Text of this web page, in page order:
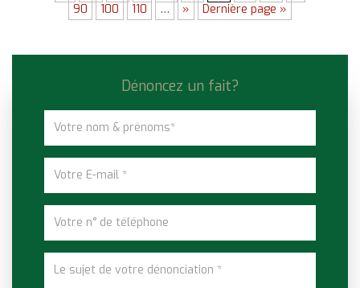
90
100 110 … » Dernière page »
Dénoncez un fait?